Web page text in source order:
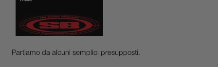
Partiamo da alcuni semplici presupposti.